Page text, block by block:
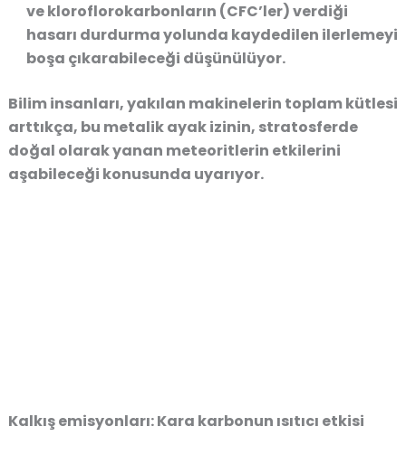
ve kloroflorokarbonların (CFC’ler) verdiği
hasarı durdurma yolunda kaydedilen ilerlemeyi
boşa çıkarabileceği düşünülüyor.
Bilim insanları, yakılan makinelerin toplam kütlesi
arttıkça, bu metalik ayak izinin, stratosferde
doğal olarak yanan meteoritlerin etkilerini
aşabileceği konusunda uyarıyor.
Kalkış emisyonları: Kara karbonun ısıtıcı etkisi